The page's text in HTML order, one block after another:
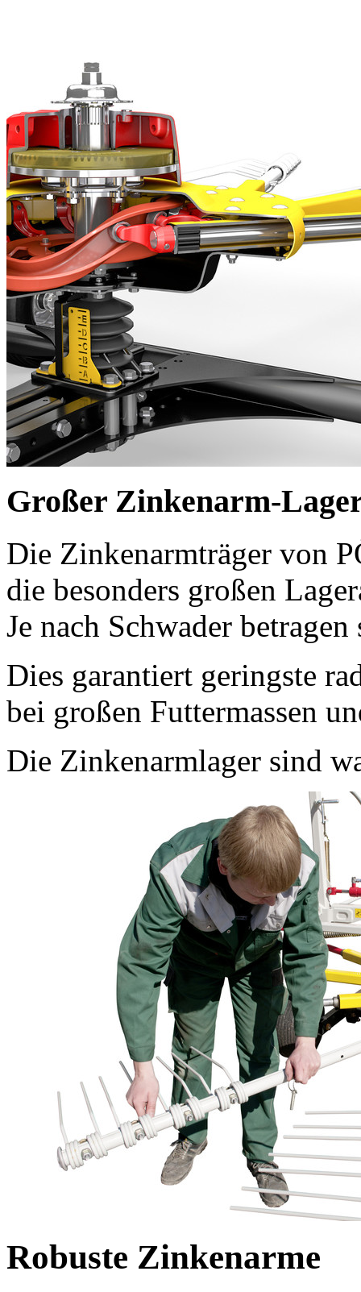
Großer Zinkenarm-
Die Zinkenarmträger von
die besonders großen
Je nach Schwader
Dies garantiert geringste
bei großen Futtermassen
Die Zinkenarmlager sind
Robuste Zinkenarme